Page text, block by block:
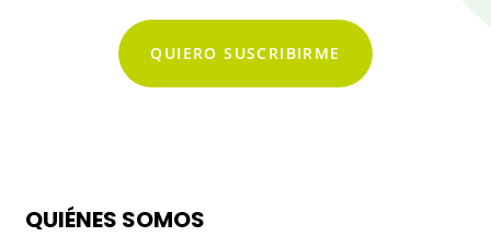
QUIERO SUSCRIBIRME
QUIÉNES SOMOS